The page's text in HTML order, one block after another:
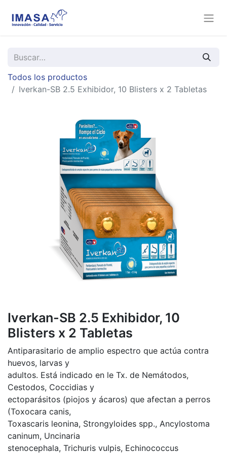
Todos los productos
Iverkan-SB 2.5 Exhibidor, 10 Blisters x 2 Tabletas
Iverkan-SB 2.5 Exhibidor, 10
Blisters x 2 Tabletas
Antiparasitario de amplio espectro que actúa contra
huevos, larvas y
adultos. Está indicado en le Tx. de Nemátodos,
Cestodos, Coccidias y
ectoparásitos (piojos y ácaros) que afectan a perros
(Toxocara canis,
Toxascaris leonina, Strongyloides spp., Ancylostoma
caninum, Uncinaria
stenocephala, Trichuris vulpis, Echinococcus